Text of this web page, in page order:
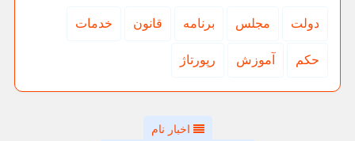
دولت مجلس برنامه قانون خدمات
حكم آموزش رپورتاژ
اخبار نام